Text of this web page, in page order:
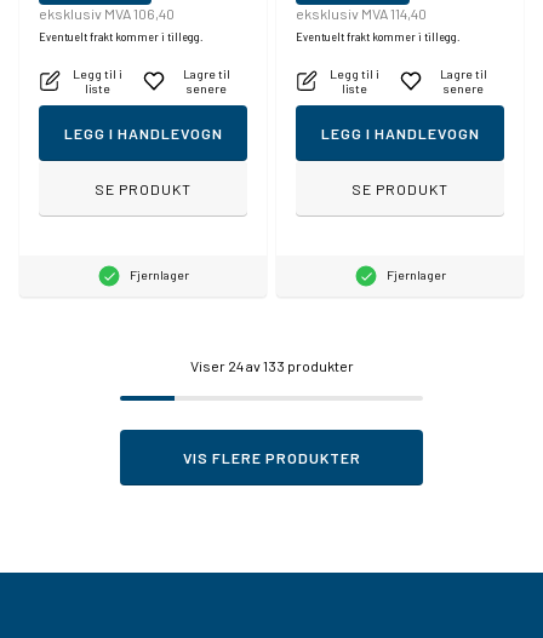
eksklusiv MVA 106,40
Eventuelt frakt kommer i tillegg.
Legg til i
liste
Lagre til
senere
LEGG I HANDLEVOGN
SE PRODUKT
Fjernlager
eksklusiv MVA 114,40
Eventuelt frakt kommer i tillegg.
Legg til i
liste
Lagre til
senere
LEGG I HANDLEVOGN
SE PRODUKT
Fjernlager
Viser 24av 133 produkter
VIS FLERE PRODUKTER